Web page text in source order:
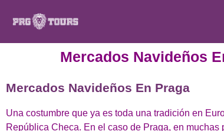
Mercados Navideños
Mercados Navideños En Praga
Una costumbre que ya es toda una tradición en
República Checa. En el caso de Praga, en